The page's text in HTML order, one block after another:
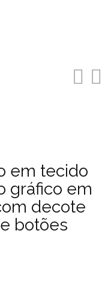
em tecido
gráfico em
decote
botões